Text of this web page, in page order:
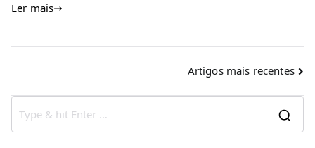
Ler mais
Artigos mais recentes